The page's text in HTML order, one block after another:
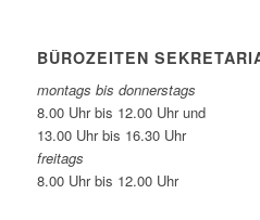
BÜROZEITEN
montags bis donnerstags
8.00 Uhr bis 12.00 Uhr und
13.00 Uhr bis 16.30 Uhr
freitags
8.00 Uhr bis 12.00 Uhr